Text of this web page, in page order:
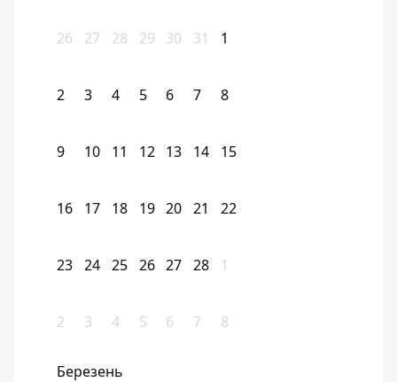
26 27 28 29 30 31 1
2 3 4 5 6 7 8
9 10 11 12 13 14 15
16 17 18 19 20 21 22
23 24 25 26 27 28 1
2 3 4 5 6 7 8
Березень